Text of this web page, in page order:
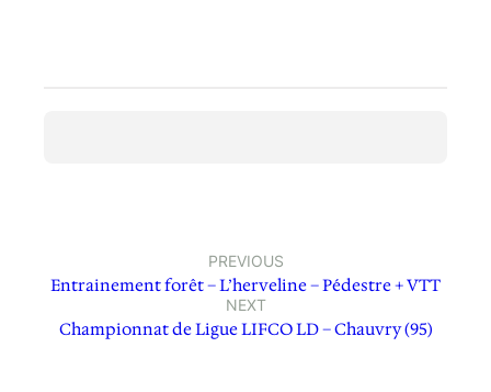
PREVIOUS
Entrainement forêt – L’herveline – Pédestre + VTT
NEXT
Championnat de Ligue LIFCO LD – Chauvry (95)